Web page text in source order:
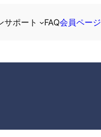
サポート FAQ会員ページ